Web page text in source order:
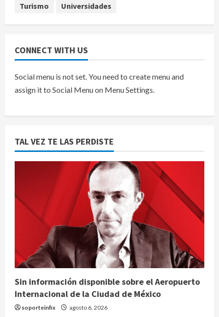
Turismo
Universidades
CONNECT WITH US
Social menu is not set. You need to create menu and
assign it to Social Menu on Menu Settings.
TAL VEZ TE LAS PERDISTE
Sin información disponible sobre el Aeropuerto
Internacional de la Ciudad de México
soporteinfix agosto 6, 2026